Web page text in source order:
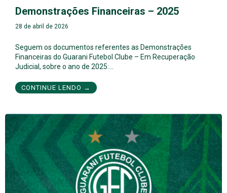
Demonstrações Financeiras – 2025
28 de abril de 2026
Seguem os documentos referentes as Demonstrações
Financeiras do Guarani Futebol Clube – Em Recuperação
Judicial, sobre o ano de 2025:…
CONTINUE LENDO →